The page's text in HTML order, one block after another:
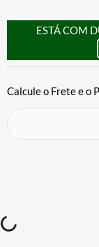
ESTÁ COM